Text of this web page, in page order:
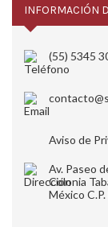
INFORMACIÓN
(55) 5345
Aviso de
Av. Paseo
Colonia
México